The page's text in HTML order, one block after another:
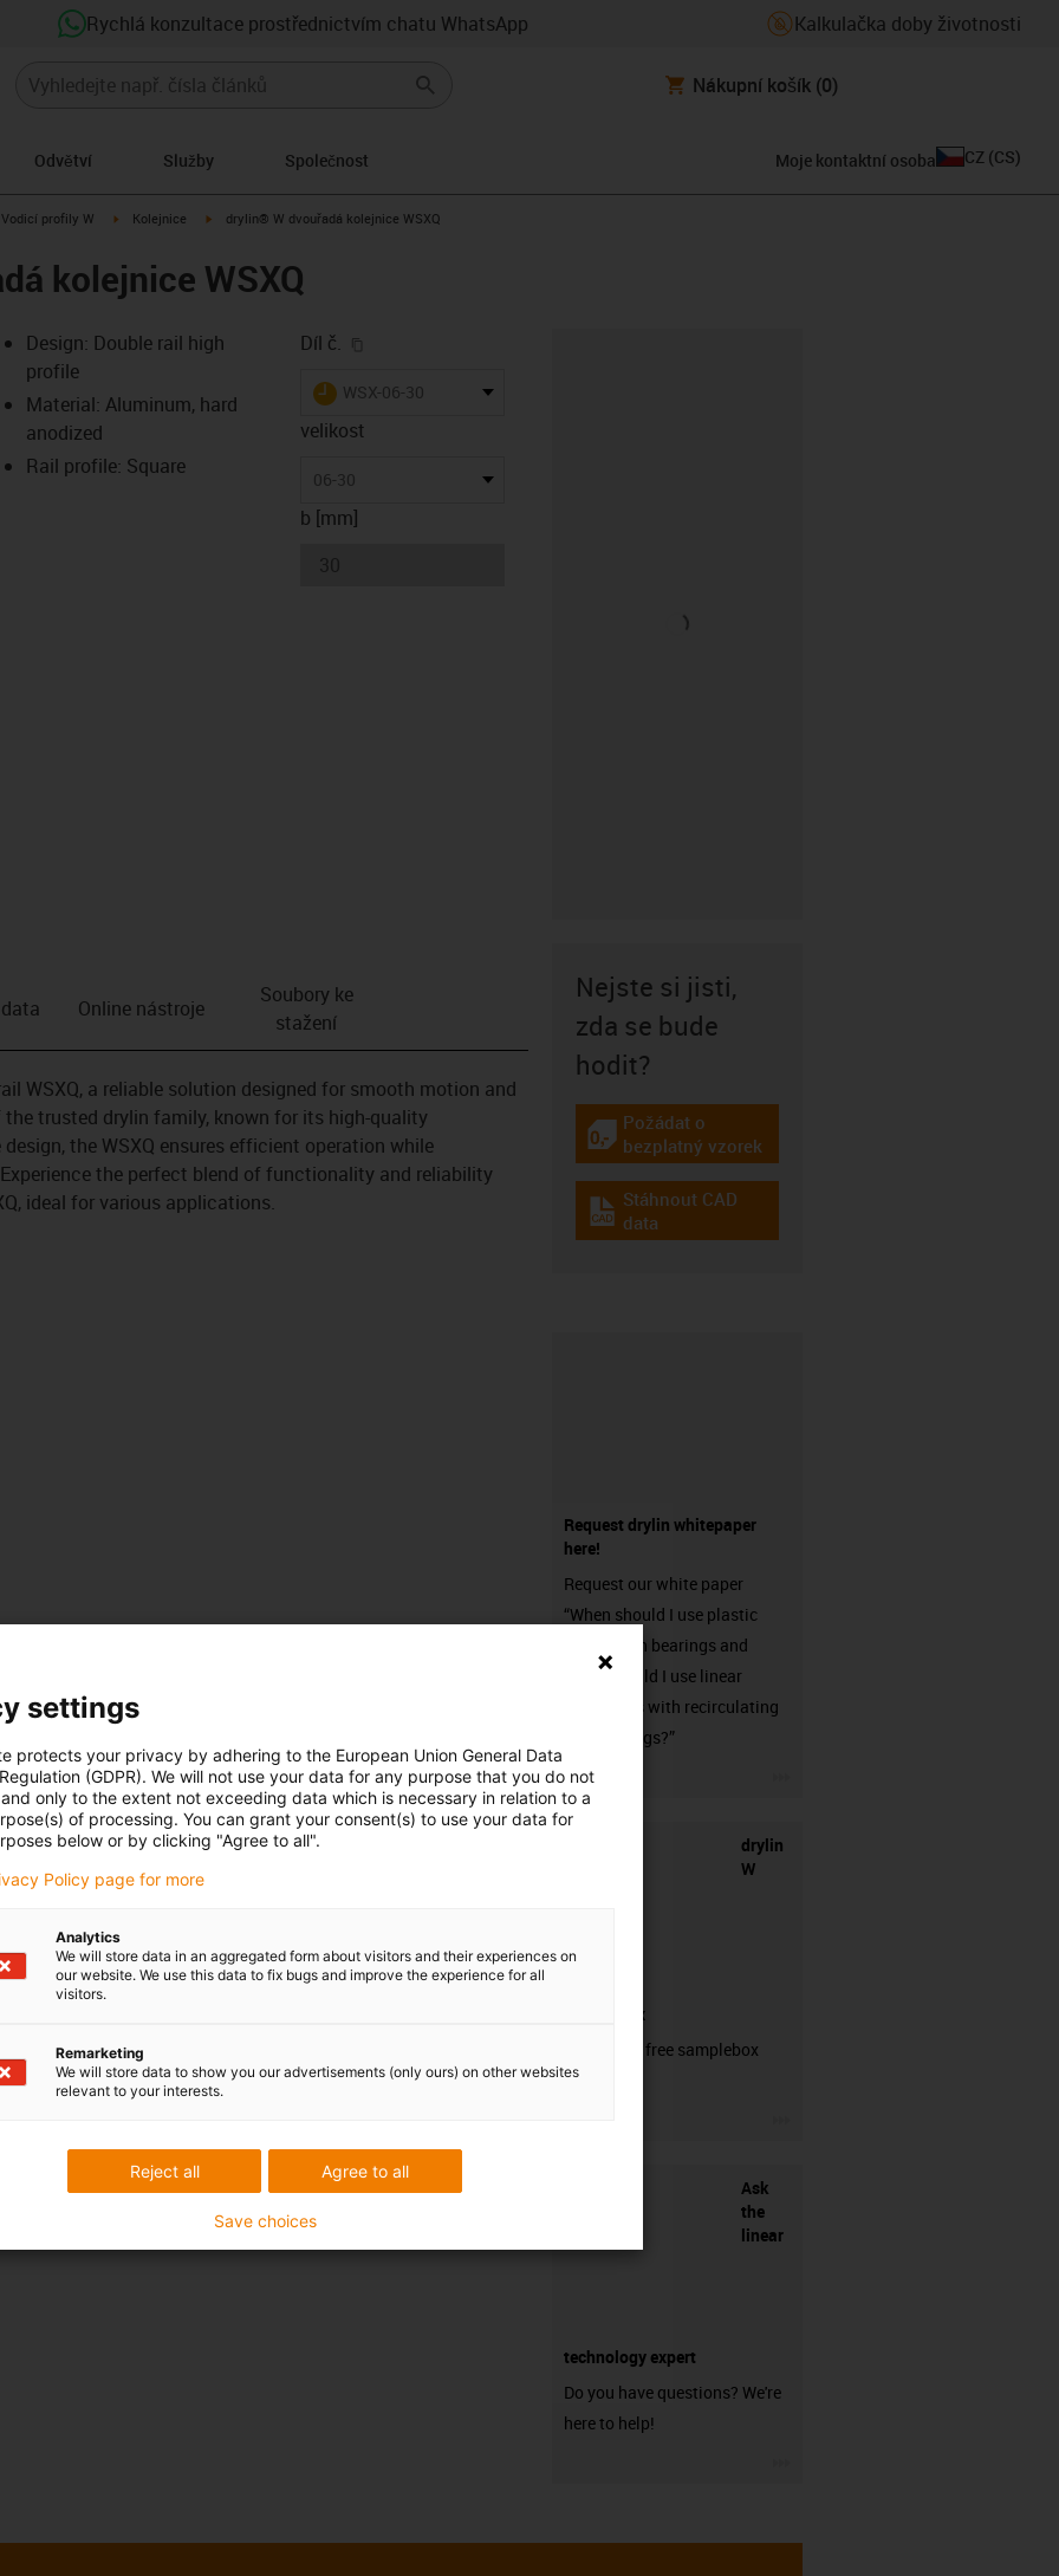
Rychlá konzultace prostřednictvím chatu WhatsApp Kalkulačka doby životnosti
Nákupní košík (0)
Odvětví Služby Společnost Moje kontaktní osoba CZ (CS)
icon-arrow-right
Vodicí profily W igus-icon-arrow-right
Kolejnice igus-icon-arrow-right
drylin® W dvouřadá kolejnice WSXQ
kolejnice WSXQ
icon-lupe
icon-lupe
Design: Double rail high
profile
Material: Aluminum, hard
anodized
Rail profile: Square
Díl č.
igus-icon-lieferzeit
WSX-06-30
velikost
06-30
b [mm]
Online nástroje
Soubory ke
stažení
WSXQ, a reliable solution designed for smooth motion and
trusted drylin family, known for its high-quality
the WSXQ ensures efficient operation while
the perfect blend of functionality and reliability
ideal for various applications.
Nejste si jisti,
zda se bude
hodit?
igus-icon-gratismuster
Požádat o
bezplatný vzorek
igus-icon-cad-dateien
Stáhnout CAD
data
Request drylin whitepaper
here!
Request our white paper
“When should I use plastic
linear plain bearings and
when should I use linear
guideways with recirculating
ball bearings?”
drylin
W
samplebox
Order your free samplebox
here!
Ask
the
linear
technology expert
Do you have questions? We're
here to help!
settings
protects your privacy by adhering to the European Union General Data
(GDPR). We will not use your data for any purpose that you do not
only to the extent not exceeding data which is necessary in relation to a
of processing. You can grant your consent(s) to use your data for
below or by clicking "Agree to all".
Policy page for more
Analytics
We will store data in an aggregated form about visitors and their experiences on
our website. We use this data to fix bugs and improve the experience for all
visitors.
Remarketing
We will store data to show you our advertisements (only ours) on other websites
relevant to your interests.
Agree to all
Reject all
Save choices